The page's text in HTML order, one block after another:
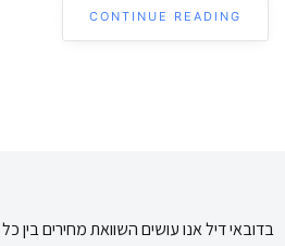
CONTINUE READING
בדובאי דיל אנו עושים השוואת מחירים בין